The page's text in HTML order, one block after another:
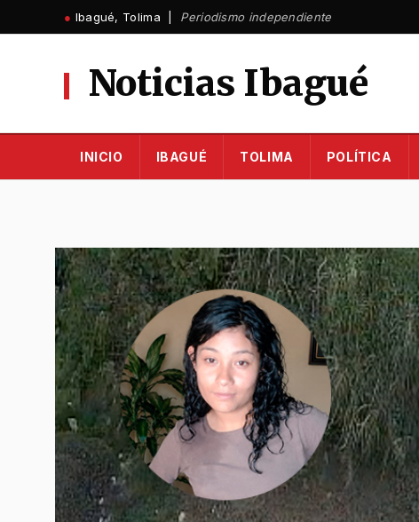
al
● Ibagué, Tolima | Periodismo independiente
Noticias Ibagué
INICIO IBAGUÉ TOLIMA POLÍTICA